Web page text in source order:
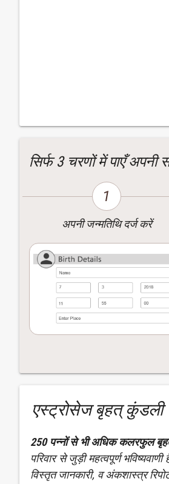
सिर्फ 3 चरणों में पाएँ अपनी
1
अपनी जन्मतिथि दर्ज करें
एस्ट्रोसेज बृहत् कुंडली
250 पन्नों से भी अधिक कलरफुल
परिवार से जुड़ी महत्वपूर्ण
विस्तृत जानकारी, व अंकशास्त्र